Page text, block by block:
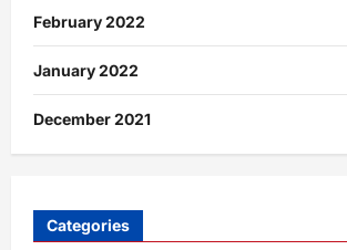
February 2022
January 2022
December 2021
Categories